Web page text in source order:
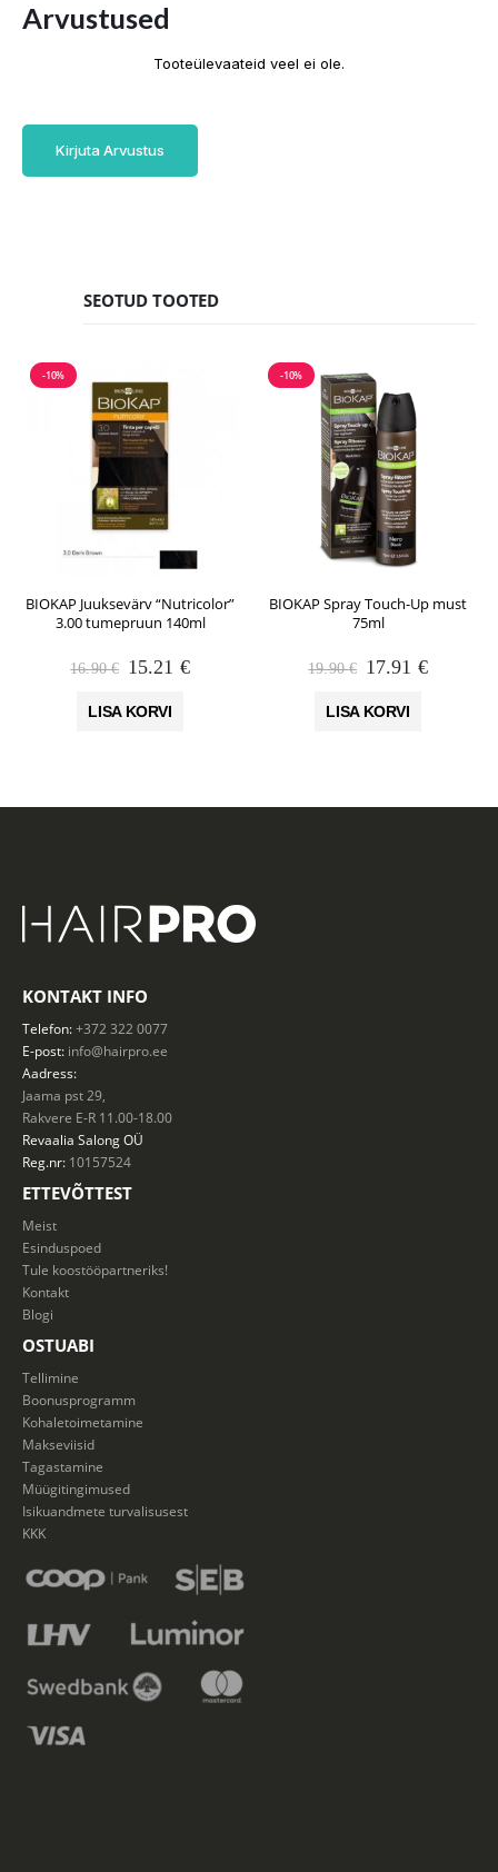
Arvustused
Tooteülevaateid veel ei ole.
Kirjuta Arvustus
SEOTUD TOOTED
-10%
BIOKAP Juuksevärv “Nutricolor”
3.00 tumepruun 140ml
16.90€ Algne
oli:
15.21 €Praegune
LISA KORVI
-10%
BIOKAP Spray Touch-Up must
75ml
19.90€ Algne
oli:
17.91 €
LISA KORVI
KONTAKT INFO
Telefon:+372 322 0077
E-post: info@hairpro.ee
Aadress:
Jaama pst 29,
Rakvere E-R 11.00-18.00
Revaalia SalongOÜ
Reg.nr: 10157524
ETTEVÕTTEST
Meist
Esinduspoed
Tule koostööpartneriks!
Kontakt
Blogi
OSTUABI
Tellimine
Boonusprogramm
Kohaletoimetamine
Makseviisid
Tagastamine
Müügitingimused
Isikuandmete turvalisusest
KKK